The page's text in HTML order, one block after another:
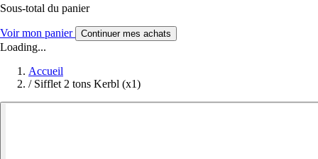
Sous-total du panier
Voir mon panier Continuer mes achats
Loading...
Accueil
/ Sifflet 2 tons Kerbl (x1)